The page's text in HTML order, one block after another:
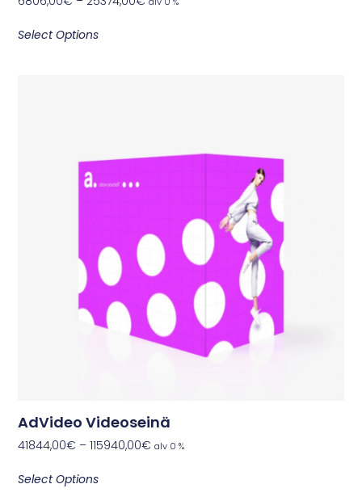
Select Options
AdVideo Videoseinä
41844,00€ –115940,00€ alv 0 %
Select Options